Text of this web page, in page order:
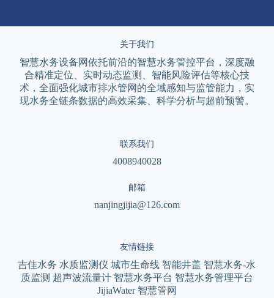
关于我们
智慧水务设备网依托前沿的智慧水务管控平台，深度融
合精准定位、实时动态监测、智能风险评估等核心技
术，全面强化城市排水管网的全域感知与监管能力，实
现水务全链条数据的高效采集、科学分析与超前预警。
联系我们
4008940028
邮箱
nanjingjijia@126.com
友情链接
吉佳水务 水质监测仪 城市生命线 智能井盖 智慧水务-水
质监测 超声波流量计 智慧水务平台 智慧水务管理平台
JijiaWater 智慧管网